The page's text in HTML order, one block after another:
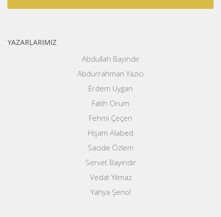
YAZARLARIMIZ
Abdullah Bayındır
Abdurrahman Yazıcı
Erdem Uygan
Fatih Orum
Fehmi Çeçen
Hişam Alabed
Sacide Özlem
Servet Bayındır
Vedat Yılmaz
Yahya Şenol